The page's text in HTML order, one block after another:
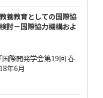
養教育としての国際協
討－国際協力機構およ
際開発学会第19回 春
年6月